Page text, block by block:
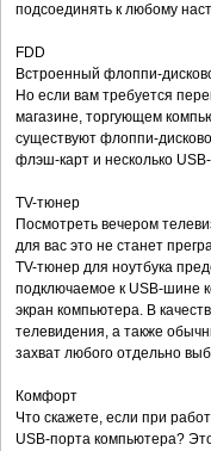
подсоединять к любому
FDD
Встроенный флоппи-
Но если вам требуется
магазине, торгующем
существуют флоппи-
флэш-карт и несколько
TV-тюнер
Посмотреть вечером
для вас это не станет
TV-тюнер для ноутбука
подключаемое к USB-шине
экран компьютера. В
телевидения, а также
захват любого отдельно
Комфорт
Что скажете, если при
USB-порта компьютера?